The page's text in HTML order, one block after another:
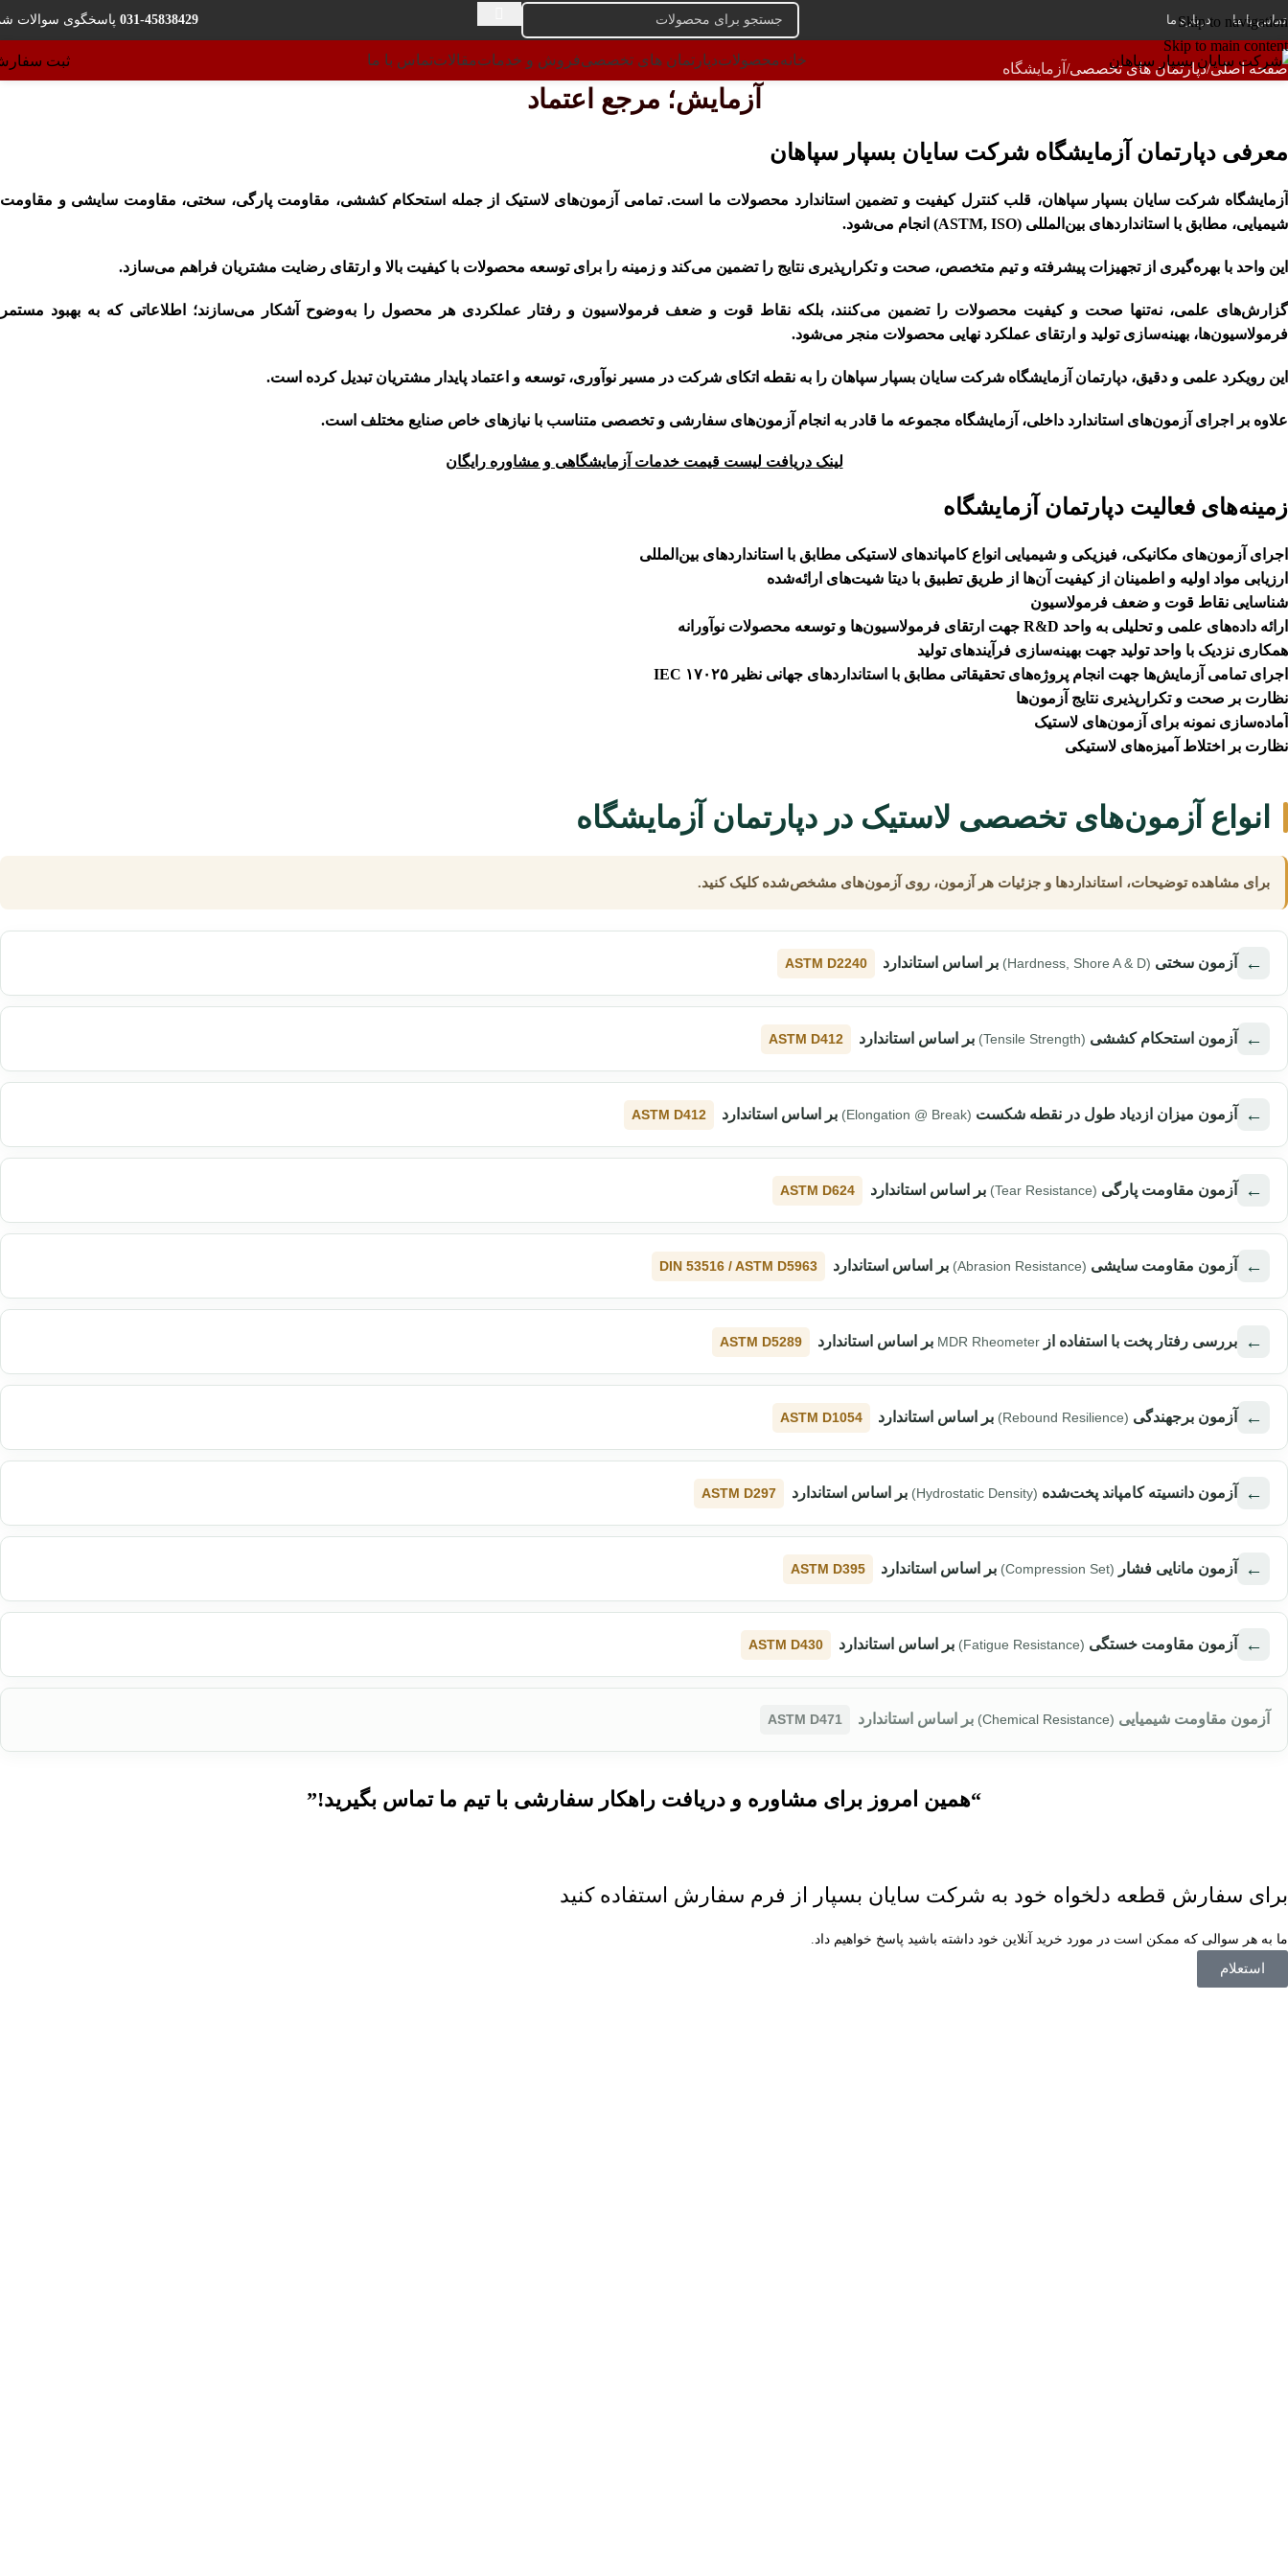
Skip to navigation
Skip to main content
تماس با ما درباره ما 031-45838429 پاسخگوی سوالات
خانهمحصولاتدپارتمان های تخصصیفروش و خدماتمقالاتتماس با ما ثبت
آزمایشگاه
صفحه اصلی دپارتمان های تخصصی آزمایشگاه
آزمایش؛ مرجع اعتماد
معرفی دپارتمان آزمایشگاه شرکت سایان بسپار سپاهان
آزمایشگاه شرکت سایان بسپار سپاهان، قلب کنترل کیفیت و تضمین استاندارد محصولات ما است. تمامی آزمون‌های لاستیک از جمله استحکام کششی، مقاومت پارگی، سختی، مقاومت سایشی و مقاومت
شیمیایی، مطابق با استانداردهای بین‌المللی (ASTM, ISO) انجام می‌شود.
این واحد با بهره‌گیری از تجهیزات پیشرفته و تیم متخصص، صحت و تکرارپذیری نتایج را تضمین می‌کند و زمینه را برای توسعه محصولات با کیفیت بالا و ارتقای رضایت مشتریان فراهم می‌سازد.
گزارش‌های علمی، نه‌تنها صحت و کیفیت محصولات را تضمین می‌کنند، بلکه نقاط قوت و ضعف فرمولاسیون و رفتار عملکردی هر محصول را به‌وضوح آشکار می‌سازند؛ اطلاعاتی که به بهبود مستمر
فرمولاسیون‌ها، بهینه‌سازی تولید و ارتقای عملکرد نهایی محصولات منجر می‌شود.
این رویکرد علمی و دقیق، دپارتمان آزمایشگاه شرکت سایان بسپار سپاهان را به نقطه اتکای شرکت در مسیر نوآوری، توسعه و اعتماد پایدار مشتریان تبدیل کرده است.
علاوه بر اجرای آزمون‌های استاندارد داخلی، آزمایشگاه مجموعه ما قادر به انجام آزمون‌های سفارشی و تخصصی متناسب با نیازهای خاص صنایع مختلف است.
لینک دریافت لیست قیمت خدمات آزمایشگاهی و مشاوره رایگان
زمینه‌های فعالیت دپارتمان آزمایشگاه
اجرای آزمون‌های مکانیکی، فیزیکی و شیمیایی انواع کامپاندهای لاستیکی مطابق با استانداردهای بین‌المللی
ارزیابی مواد اولیه و اطمینان از کیفیت آن‌ها از طریق تطبیق با دیتا شیت‌های ارائه‌شده
شناسایی نقاط قوت و ضعف فرمولاسیون
ارائه داده‌های علمی و تحلیلی به واحد R&D جهت ارتقای فرمولاسیون‌ها و توسعه محصولات نوآورانه
همکاری نزدیک با واحد تولید جهت بهینه‌سازی فرآیندهای تولید
اجرای تمامی آزمایش‌ها جهت انجام پروژه‌های تحقیقاتی مطابق با استانداردهای جهانی نظیر IEC ۱۷۰۲۵
نظارت بر صحت و تکرارپذیری نتایج آزمون‌ها
آماده‌سازی نمونه برای آزمون‌های لاستیک
نظارت بر اختلاط آمیزه‌های لاستیکی
انواع آزمون‌های تخصصی لاستیک در دپارتمان آزمایشگاه
برای مشاهده توضیحات، استانداردها و جزئیات هر آزمون، روی آزمون‌های مشخص‌شده کلیک کنید.
← آزمون سختی (Hardness, Shore A & D) بر اساس استاندارد ASTM D2240
← آزمون استحکام کششی (Tensile Strength) بر اساس استاندارد ASTM D412
← آزمون میزان ازدیاد طول در نقطه شکست (Elongation @ Break) بر اساس استاندارد ASTM D412
← آزمون مقاومت پارگی (Tear Resistance) بر اساس استاندارد ASTM D624
← آزمون مقاومت سایشی (Abrasion Resistance) بر اساس استاندارد DIN 53516 / ASTM D5963
← بررسی رفتار پخت با استفاده از MDR Rheometer بر اساس استاندارد ASTM D5289
← آزمون برجهندگی (Rebound Resilience) بر اساس استاندارد ASTM D1054
← آزمون دانسیته کامپاند پخت‌شده (Hydrostatic Density) بر اساس استاندارد ASTM D297
← آزمون مانایی فشار (Compression Set) بر اساس استاندارد ASTM D395
← آزمون مقاومت خستگی (Fatigue Resistance) بر اساس استاندارد ASTM D430
آزمون مقاومت شیمیایی (Chemical Resistance) بر اساس استاندارد ASTM D471
“همین امروز برای مشاوره و دریافت راهکار سفارشی با تیم ما تماس بگیرید!”
برای سفارش قطعه دلخواه خود به شرکت سایان بسپار از فرم سفارش استفاده کنید
ما به هر سوالی که ممکن است در مورد خرید آنلاین خود داشته باشید پاسخ خواهیم داد.
استعلام